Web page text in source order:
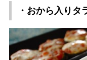
・おから入りタ